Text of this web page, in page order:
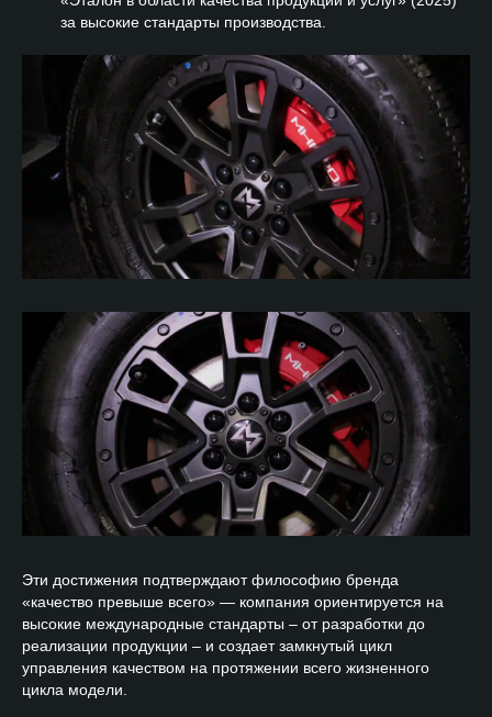
за высокие стандарты производства.
Эти достижения подтверждают философию бренда
«качество превыше всего» — компания ориентируется на
высокие международные стандарты – от разработки до
реализации продукции – и создает замкнутый цикл
управления качеством на протяжении всего жизненного
цикла модели.